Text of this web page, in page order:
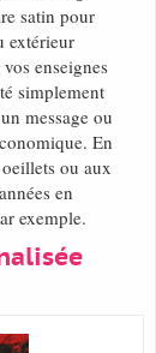
satin pour
extérieur
enseignes
simplement
message ou
En
ou aux
en
exemple.